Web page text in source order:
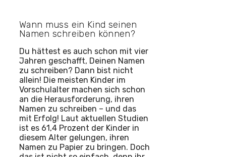
Wann muss ein Kind seinen
Namen schreiben können?
Du hättest es auch schon mit vier
Jahren geschafft, Deinen Namen
zu schreiben? Dann bist nicht
allein! Die meisten Kinder im
Vorschulalter machen sich schon
an die Herausforderung, ihren
Namen zu schreiben – und das
mit Erfolg! Laut aktuellen Studien
ist es 61,4 Prozent der Kinder in
diesem Alter gelungen, ihren
Namen zu Papier zu bringen. Doch